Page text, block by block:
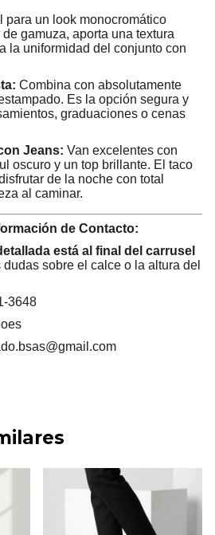
para un look monocromático
gamuza, aporta una textura
la uniformidad del conjunto con
Combina con absolutamente
Es la opción segura y
graduaciones o cenas
Jeans: Van excelentes con
oscuro y un top brillante. El taco
de la noche con total
al caminar.
de Contacto:
está al final del carrusel
dudas sobre el calce o la altura del
3648